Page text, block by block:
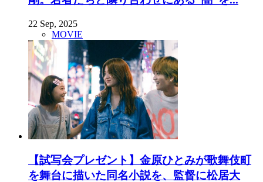
22 Sep, 2025
MOVIE
【試写会プレゼント】金原ひとみが歌舞伎町
を舞台に描いた同名小説を、監督に松居大